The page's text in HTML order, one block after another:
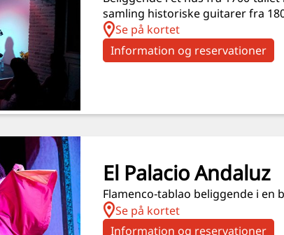
samling historiske guitarer fra
Se på kortet
Information og reservationer
El Palacio Andaluz
Flamenco‑tablao beliggende i en
Se på kortet
Information og reservationer